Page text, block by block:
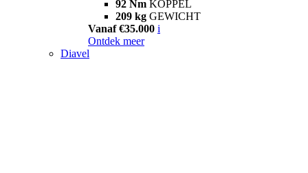
92 Nm KOPPEL
209 kg GEWICHT
Vanaf €35.000 i
Ontdek meer
Diavel